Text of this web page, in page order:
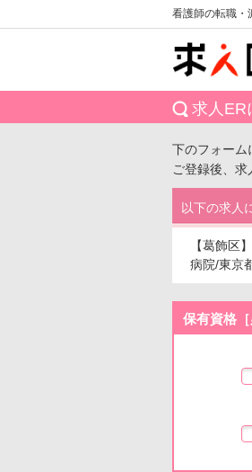
看護師の転職・
求人ER
下のフォーム
ご登録後、求
以下の求人
【葛飾区
病院/東京
保有資格［